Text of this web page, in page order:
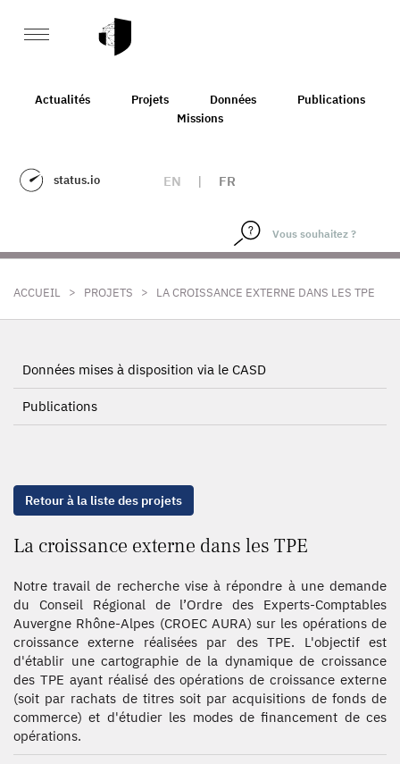
Actualités Projets Données
Publications
Missions
status.io EN | FR
ACCUEIL > PROJETS > LA CROISSANCE EXTERNE DANS LES TPE
Données mises à disposition via le CASD
Publications
Retour à la liste des projets
La croissance externe dans les TPE
Notre travail de recherche vise à répondre à une demande
du Conseil Régional de l’Ordre des Experts-Comptables
Auvergne Rhône-Alpes (CROEC AURA) sur les opérations de
croissance externe réalisées par des TPE. L'objectif est
d'établir une cartographie de la dynamique de croissance
des TPE ayant réalisé des opérations de croissance externe
(soit par rachats de titres soit par acquisitions de fonds de
commerce) et d'étudier les modes de financement de ces
opérations.